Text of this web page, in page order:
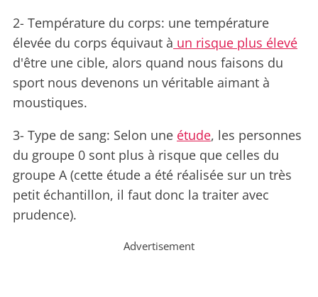
2- Température du corps: une température
élevée du corps équivaut à un risque plus élevé
d'être une cible, alors quand nous faisons du
sport nous devenons un véritable aimant à
moustiques.
3- Type de sang: Selon une étude, les personnes
du groupe 0 sont plus à risque que celles du
groupe A (cette étude a été réalisée sur un très
petit échantillon, il faut donc la traiter avec
prudence).
Advertisement